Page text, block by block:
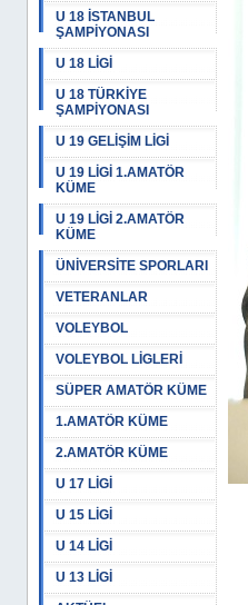
U 18 İSTANBUL
ŞAMPİYONASI
U 18 LİGİ
U 18 TÜRKİYE
ŞAMPİYONASI
U 19 GELİŞİM LİGİ
U 19 LİGİ 1.AMATÖR
KÜME
U 19 LİGİ 2.AMATÖR
KÜME
ÜNİVERSİTE SPORLARI
VETERANLAR
VOLEYBOL
VOLEYBOL LİGLERİ
SÜPER AMATÖR KÜME
1.AMATÖR KÜME
2.AMATÖR KÜME
U 17 LİGİ
U 15 LİGİ
U 14 LİGİ
U 13 LİGİ